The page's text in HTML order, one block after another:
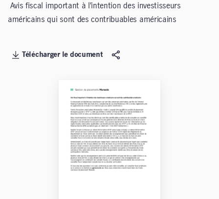
Avis fiscal important à l’intention des investisseurs
américains qui sont des contribuables américains
Télécharger le document